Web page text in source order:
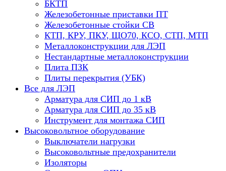
БКТП
Железобетонные приставки ПТ
Железобетонные стойки СВ
КТП, КРУ, ПКУ, ЩО70, КСО, СТП, МТП
Металлоконструкции для ЛЭП
Нестандартные металлоконструкции
Плита ПЗК
Плиты перекрытия (УБК)
Все для ЛЭП
Арматура для СИП до 1 кВ
Арматура для СИП до 35 кВ
Инструмент для монтажа СИП
Высоковольтное оборудование
Выключатели нагрузки
Высоковольтные предохранители
Изоляторы